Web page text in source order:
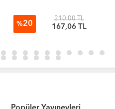
%20
210,00 TL
167,06 TL